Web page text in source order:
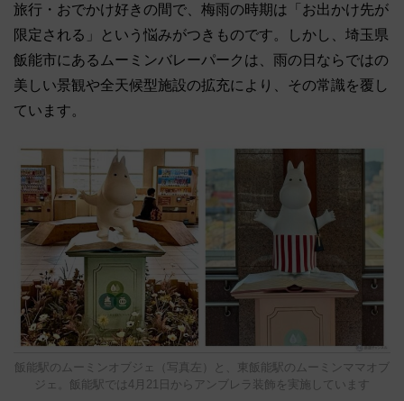
旅行・おでかけ好きの間で、梅雨の時期は「お出かけ先が
限定される」という悩みがつきものです。しかし、埼玉県
飯能市にあるムーミンバレーパークは、雨の日ならではの
美しい景観や全天候型施設の拡充により、その常識を覆し
ています。
飯能駅のムーミンオブジェ（写真左）と、東飯能駅のムーミンママオブ
ジェ。飯能駅では4月21日からアンブレラ装飾を実施しています